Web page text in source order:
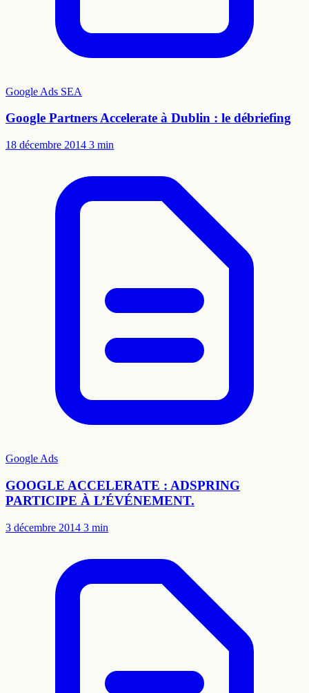
Google Ads SEA
Google Partners Accelerate à Dublin : le débriefing
18 décembre 2014 3 min
Google Ads
GOOGLE ACCELERATE : ADSPRING
PARTICIPE À L’ÉVÉNEMENT.
3 décembre 2014 3 min